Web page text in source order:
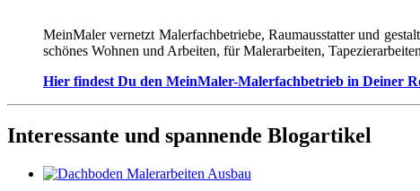
MeinMaler vernetzt Malerfachbetriebe, Raumausstatter und
schönes Wohnen und Arbeiten, für Malerarbeiten,
Hier findest Du den MeinMaler-Malerfachbetrieb in Deiner
Interessante und spannende Blogartikel